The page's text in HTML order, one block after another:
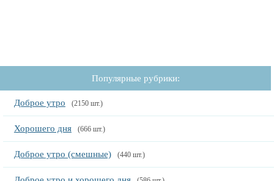
Популярные рубрики:
Доброе утро (2150 шт.)
Хорошего дня (666 шт.)
Доброе утро (смешные) (440 шт.)